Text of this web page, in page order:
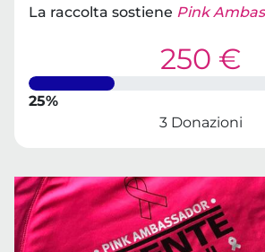
La raccolta sostiene Pink
250 €
25%
3 Donazioni